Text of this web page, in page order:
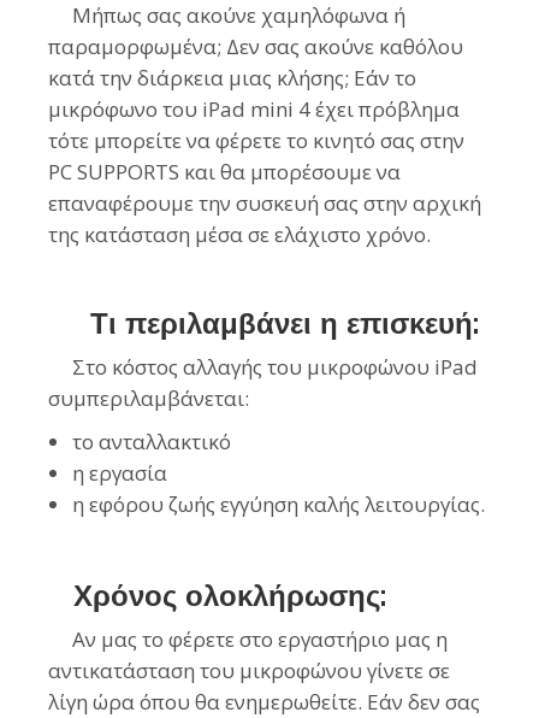
Μήπως σας ακούνε χαμηλόφωνα ή
παραμορφωμένα; Δεν σας ακούνε καθόλου
κατά την διάρκεια μιας κλήσης; Εάν το
μικρόφωνο του iPad mini 4 έχει πρόβλημα
τότε μπορείτε να φέρετε το κινητό σας στην
PC SUPPORTS και θα μπορέσουμε να
επαναφέρουμε την συσκευή σας στην αρχική
της κατάσταση μέσα σε ελάχιστο χρόνο.
Τι περιλαμβάνει η επισκευή:
Στο κόστος αλλαγής του μικροφώνου iPad
συμπεριλαμβάνεται:
το ανταλλακτικό
η εργασία
η εφόρου ζωής εγγύηση καλής λειτουργίας.
Χρόνος ολοκλήρωσης:
Αν μας το φέρετε στο εργαστήριο μας η
αντικατάσταση του μικροφώνου γίνετε σε
λίγη ώρα όπου θα ενημερωθείτε. Εάν δεν σας